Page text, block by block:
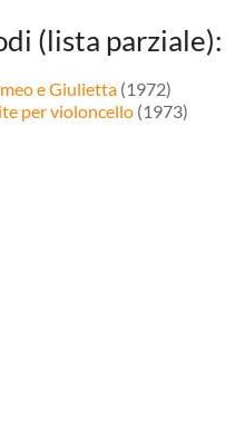
(lista parziale):
e Giulietta (1972)
per violoncello (1973)